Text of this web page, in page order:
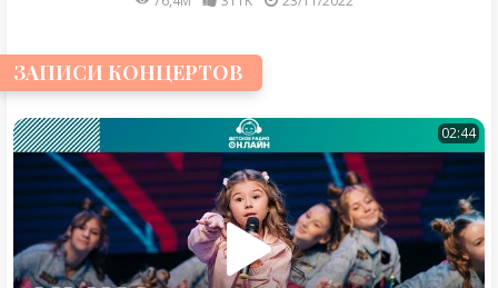
ЗАПИСИ КОНЦЕРТОВ
02:44